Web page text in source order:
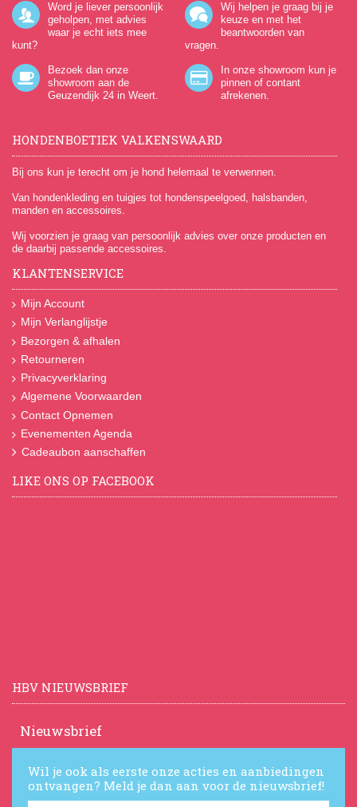
Word je liever persoonlijk
geholpen, met advies
waar je echt iets mee
kunt?
Wij helpen je graag bij je
keuze en met het
beantwoorden van
vragen.
Bezoek dan onze
showroom aan de
Geuzendijk 24 in Weert.
In onze showroom kun je
pinnen of contant
afrekenen.
HONDENBOETIEK VALKENSWAARD
Bij ons kun je terecht om je hond helemaal te verwennen.
Van hondenkleding en tuigjes tot hondenspeelgoed, halsbanden,
manden en accessoires.
Wij voorzien je graag van persoonlijk advies over onze producten en
de daarbij passende accessoires.
KLANTENSERVICE
Mijn Account
Mijn Verlanglijstje
Bezorgen & afhalen
Retourneren
Privacyverklaring
Algemene Voorwaarden
Contact Opnemen
Evenementen Agenda
Cadeaubon aanschaffen
LIKE ONS OP FACEBOOK
HBV NIEUWSBRIEF
Nieuwsbrief
Wil je ook als eerste onze acties en aanbiedingen
ontvangen? Meld je dan aan voor de nieuwsbrief!